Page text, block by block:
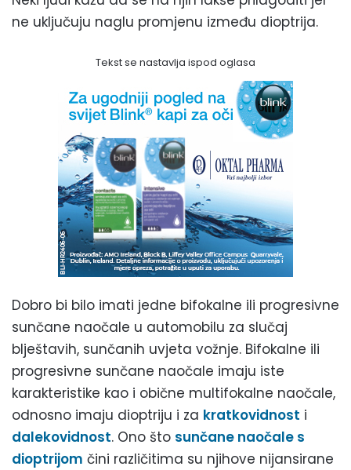
ne uključuju naglu promjenu između dioptrija.
Tekst se nastavlja ispod oglasa
Dobro bi bilo imati jedne bifokalne ili progresivne
sunčane naočale u automobilu za slučaj
blještavih, sunčanih uvjeta vožnje. Bifokalne ili
progresivne sunčane naočale imaju iste
karakteristike kao i obične multifokalne naočale,
odnosno imaju dioptriju i za kratkovidnost i
dalekovidnost. Ono što sunčane naočale s
dioptrijom čini različitima su njihove nijansirane